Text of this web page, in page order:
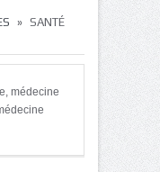
» SANTÉ
médecine